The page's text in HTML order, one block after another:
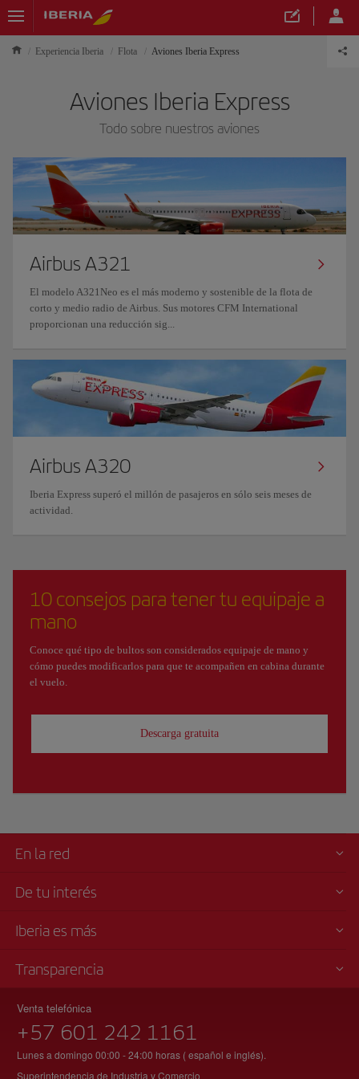
Experiencia Iberia Flota Aviones Iberia Express
Aviones Iberia Express
Todo sobre nuestros aviones
Airbus A321
El modelo A321Neo es el más moderno y sostenible de la flota de
corto y medio radio de Airbus. Sus motores CFM International
proporcionan una reducción sig...
Airbus A320
Iberia Express superó el millón de pasajeros en sólo seis meses de
actividad.
10 consejos para tener tu equipaje a
mano
Conoce qué tipo de bultos son considerados equipaje de mano y
cómo puedes modificarlos para que te acompañen en cabina durante
el vuelo.
Descarga gratuita
En la red
De tu interés
Iberia es más
Transparencia
Venta telefónica
+57 601 242 1161
Lunes a domingo 00:00 - 24:00 horas ( español e inglés).
Superintendencia de Industria y Comercio